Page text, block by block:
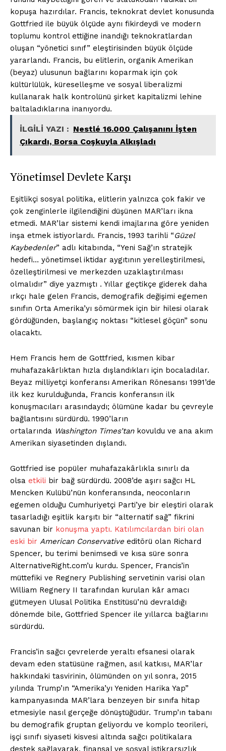
ÖZEL İÇERİKLERİMİZİ
İNCELEYİN
PLANLARI İNCELE
kopuşa hazırdılar. Francis, teknokrat devlet konusunda
Gottfried ile büyük ölçüde aynı fikirdeydi ve modern
toplumu kontrol ettiğine inandığı teknokratlardan
oluşan “yönetici sınıf” eleştirisinden büyük ölçüde
yararlandı. Francis, bu elitlerin, organik Amerikan
(beyaz) ulusunun bağlarını koparmak için çok
kültürlülük, küreselleşme ve sosyal liberalizmi
kullanarak halk kontrolünü şirket kapitalizmi lehine
baltaladıklarına inanıyordu.
İLGİLİ YAZI : Nestlé 16.000 Çalışanını İşten
Çıkardı, Borsa Coşkuyla Alkışladı
Yönetimsel Devlete Karşı
Eşitlikçi sosyal politika, elitlerin yalnızca çok fakir ve
çok zenginlerle ilgilendiğini düşünen MAR’ları ikna
etmedi. MAR’lar sistemi kendi imajlarına göre yeniden
inşa etmek istiyorlardı. Francis, 1993 tarihli “Güzel
Kaybedenler” adlı kitabında, “Yeni Sağ’ın stratejik
hedefi… yönetimsel iktidar aygıtının yerelleştirilmesi,
özelleştirilmesi ve merkezden uzaklaştırılması
olmalıdır” diye yazmıştı . Yıllar geçtikçe giderek daha
ırkçı hale gelen Francis, demografik değişimi egemen
sınıfın Orta Amerika’yı sömürmek için bir hilesi olarak
gördüğünden, başlangıç ​​noktası “kitlesel göçün” sonu
olacaktı.
Hem Francis hem de Gottfried, kısmen kibar
muhafazakârlıktan hızla dışlandıkları için bocaladılar.
Beyaz milliyetçi konferansı Amerikan Rönesansı 1991’de
ilk kez kurulduğunda, Francis konferansın ilk
konuşmacıları arasındaydı; ölümüne kadar bu çevreyle
bağlantısını sürdürdü. 1990’ların
ortalarında Washington Times’tankovuldu ve ana akım
Amerikan siyasetinden dışlandı.
Gottfried ise popüler muhafazakârlıkla sınırlı da
olsa etkili bir bağ sürdürdü. 2008’de aşırı sağcı HL
Mencken Kulübü’nün konferansında, neoconların
egemen olduğu Cumhuriyetçi Parti’ye bir eleştiri olarak
tasarladığı eşitlik karşıtı bir “alternatif sağ” fikrini
savunan bir konuşma yaptı. Katılımcılardan biri olan
eski bir American Conservative editörü olan Richard
Spencer, bu terimi benimsedi ve kısa süre sonra
AlternativeRight.com’u kurdu. Spencer, Francis’in
müttefiki ve Regnery Publishing servetinin varisi olan
William Regnery II tarafından kurulan kâr amacı
gütmeyen Ulusal Politika Enstitüsü’nü devraldığı
dönemde bile, Gottfried Spencer ile yıllarca bağlarını
sürdürdü.
Francis’in sağcı çevrelerde yeraltı efsanesi olarak
devam eden statüsüne rağmen, asıl katkısı, MAR’lar
hakkındaki tasvirinin, ölümünden on yıl sonra, 2015
yılında Trump’ın “Amerika’yı Yeniden Harika Yap”
kampanyasında MAR’lara benzeyen bir sınıfa hitap
etmesiyle nasıl gerçeğe dönüştüğüdür. Trump’ın tabanı
bu demografik gruptan geliyordu ve komplo teorileri,
işçi sınıfı siyaseti kisvesi altında sağcı politikalara
destek sağlayarak, finansal ve sosyal istikrarsızlık